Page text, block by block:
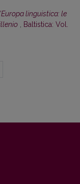
linguistica: le
, Baltistica: Vol.